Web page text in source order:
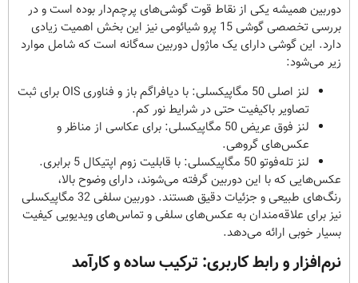
دوربین همیشه یکی از نقاط قوت گوشی‌های پرچم‌دار بوده است و در
بررسی تخصصی گوشی 15 پرو شیائومی نیز این بخش اهمیت زیادی
دارد. این گوشی دارای یک ماژول دوربین سه‌گانه است که شامل موارد
زیر می‌شود:
لنز اصلی 50 مگاپیکسلی: با دیافراگم باز و فناوری OIS برای ثبت
تصاویر باکیفیت حتی در شرایط نور کم.
لنز فوق عریض 50 مگاپیکسلی: برای عکاسی از مناظر و
عکس‌های گروهی.
لنز تله‌فوتو 50 مگاپیکسلی: با قابلیت زوم اپتیکال 5 برابری.
عکس‌هایی که با این دوربین گرفته می‌شوند، دارای وضوح بالا،
رنگ‌های طبیعی و جزئیات دقیق هستند. دوربین سلفی 32 مگاپیکسلی
نیز برای علاقه‌مندان به عکس‌های سلفی و تماس‌های ویدیویی کیفیت
بسیار خوبی ارائه می‌دهد.
نرم‌افزار و رابط کاربری: ترکیب ساده و کارآمد